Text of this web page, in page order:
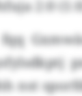
2:0
nst